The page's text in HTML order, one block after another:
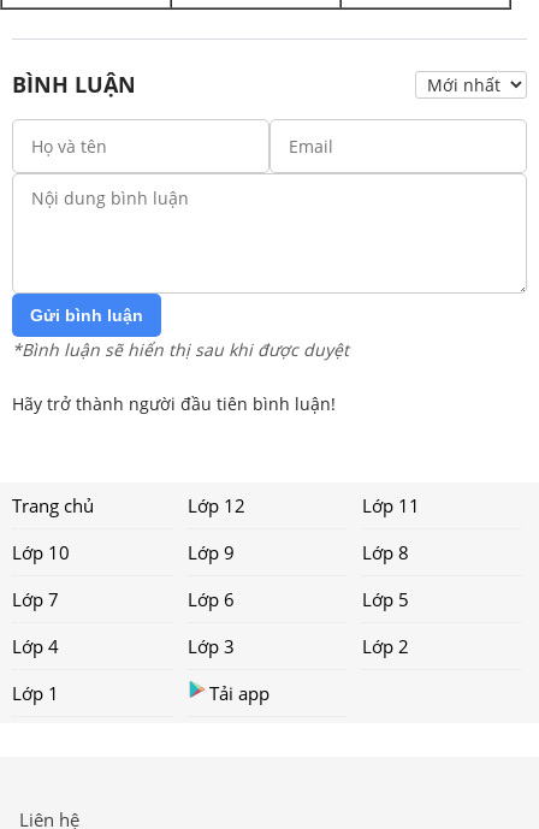
BÌNH LUẬN
Gửi bình luận
*Bình luận sẽ hiển thị sau khi được duyệt
Hãy trở thành người đầu tiên bình luận!
Trang chủ Lớp 12
Lớp 11
Lớp 10
Lớp 9
Lớp 8
Lớp 7
Lớp 6
Lớp 5
Lớp 4
Lớp 3
Lớp 2
Lớp 1
Tải app
Liên hệ